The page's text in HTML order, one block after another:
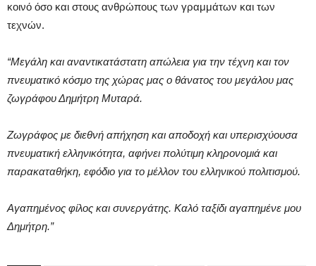
κοινό όσο και στους ανθρώπους των γραμμάτων και των
τεχνών.
“Μεγάλη και αναντικατάστατη απώλεια για την τέχνη και τον
πνευματικό κόσμο της χώρας μας ο θάνατος του μεγάλου μας
ζωγράφου Δημήτρη Μυταρά.
Ζωγράφος με διεθνή απήχηση και αποδοχή και υπερισχύουσα
πνευματική ελληνικότητα, αφήνει πολύτιμη κληρονομιά και
παρακαταθήκη, εφόδιο για το μέλλον του ελληνικού πολιτισμού.
Αγαπημένος φίλος και συνεργάτης. Καλό ταξίδι αγαπημένε μου
Δημήτρη.”